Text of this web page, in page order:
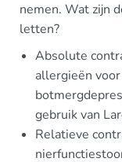
nemen. Wat zijn
letten?
Absolute
allergieën
gebruik van
Relatieve